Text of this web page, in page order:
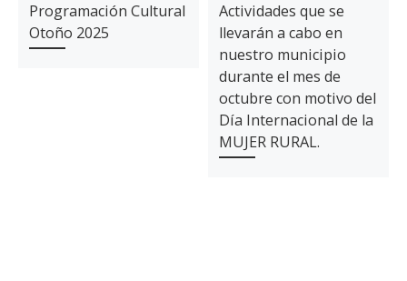
Programación Cultural
Otoño 2025
Actividades que se
llevarán a cabo en
nuestro municipio
durante el mes de
octubre con motivo del
Día Internacional de la
MUJER RURAL.